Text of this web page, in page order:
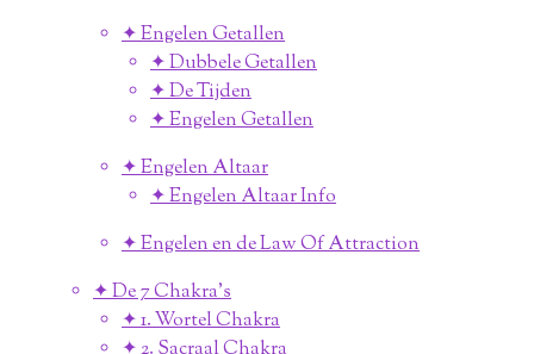
✦ Engelen Getallen
✦ Dubbele Getallen
✦ De Tijden
✦ Engelen Getallen
✦ Engelen Altaar
✦ Engelen Altaar Info
✦ Engelen en de Law Of Attraction
✦ De 7 Chakra's
✦ 1. Wortel Chakra